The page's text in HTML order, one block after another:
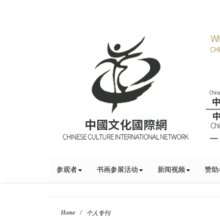
参观者 书画参展活动 新闻视频 赞助
Home / 个人专刊